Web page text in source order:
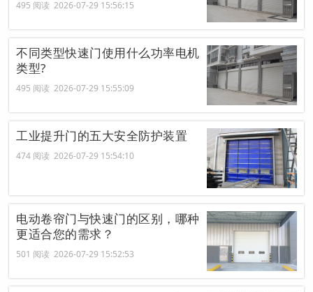
495 阅读 2026-07-29 15:56:15
不同类型快速门使用什么功率电机
类型?
495 阅读 2026-07-29 15:55:09
工业提升门的五大安全防护装置
474 阅读 2026-07-29 15:54:10
电动卷帘门与快速门的区别，哪种
更适合您的需求？
501 阅读 2026-07-29 15:52:53